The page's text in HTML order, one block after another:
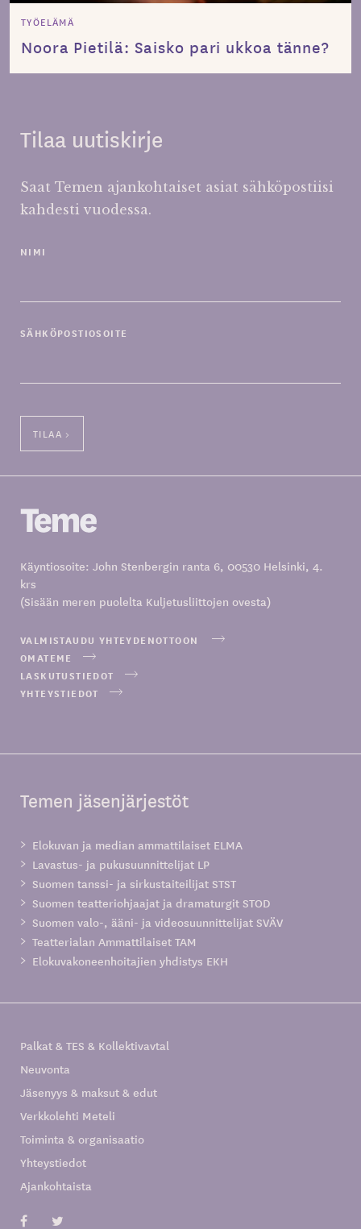
TYÖELÄMÄ
Noora Pietilä: Saisko pari ukkoa tänne?
Tilaa uutiskirje
Saat Temen ajankohtaiset asiat sähköpostiisi
kahdesti vuodessa.
NIMI
SÄHKÖPOSTIOSOITE
Käyntiosoite: John Stenbergin ranta 6, 00530 Helsinki, 4.
krs
(Sisään meren puolelta Kuljetusliittojen ovesta)
VALMISTAUDU YHTEYDENOTTOON
OMATEME
LASKUTUSTIEDOT
YHTEYSTIEDOT
Temen jäsenjärjestöt
Elokuvan ja median ammattilaiset ELMA
Lavastus- ja pukusuunnittelijat LP
Suomen tanssi- ja sirkustaiteilijat STST
Suomen teatteriohjaajat ja dramaturgit STOD
Suomen valo-, ääni- ja videosuunnittelijat SVÄV
Teatterialan Ammattilaiset TAM
Elokuvakoneenhoitajien yhdistys EKH
Palkat & TES & Kollektivavtal
Neuvonta
Jäsenyys & maksut & edut
Verkkolehti Meteli
Toiminta & organisaatio
Yhteystiedot
Ajankohtaista